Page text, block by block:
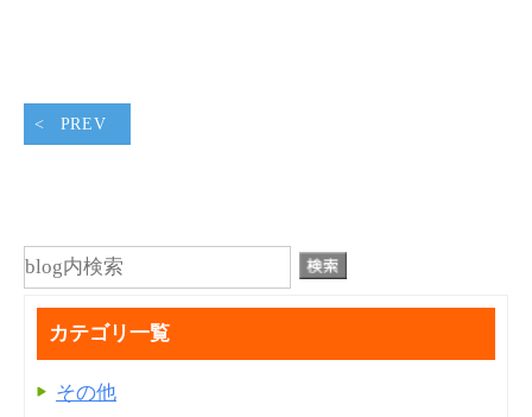
PREV
カテゴリ一覧
その他